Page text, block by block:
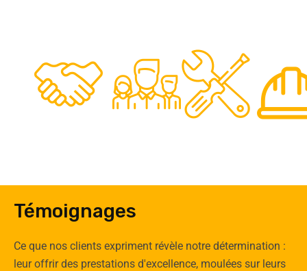
48
0
50
Experts
Témoignages
Ce que nos clients expriment révèle notre détermination :
leur offrir des prestations d'excellence, moulées sur leurs